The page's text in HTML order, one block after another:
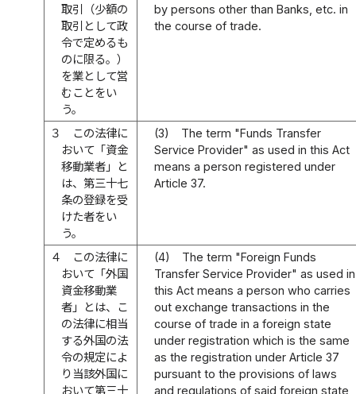
取引（少額の
取引として政
令で定めるも
のに限る。）
を業として営
むことをい
う。
by persons other than Banks, etc. in
the course of trade.
３
この法律に
おいて「資金
移動業者」と
は、第三十七
条の登録を受
けた者をい
う。
(3)
The term "Funds Transfer
Service Provider" as used in this Act
means a person registered under
Article 37.
４
この法律に
おいて「外国
資金移動業
者」とは、こ
の法律に相当
する外国の法
令の規定によ
り当該外国に
おいて第三十
(4)
The term "Foreign Funds
Transfer Service Provider" as used in
this Act means a person who carries
out exchange transactions in the
course of trade in a foreign state
under registration which is the same
as the registration under Article 37
pursuant to the provisions of laws
and regulations of said foreign state